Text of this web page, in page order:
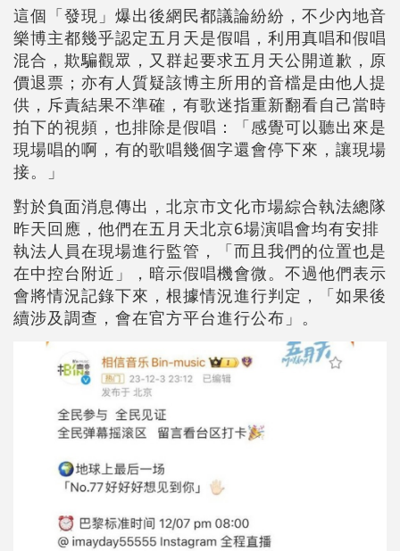
這個「發現」爆出後網民都議論紛紛，不少內地音
樂博主都幾乎認定五月天是假唱，利用真唱和假唱
混合，欺騙觀眾，又群起要求五月天公開道歉，原
價退票；亦有人質疑該博主所用的音檔是由他人提
供，斥責結果不準確，有歌迷指重新翻看自己當時
拍下的視頻，也排除是假唱：「感覺可以聽出來是
現場唱的啊，有的歌唱幾個字還會停下來，讓現場
接。」
對於負面消息傳出，北京市文化市場綜合執法總隊
昨天回應，他們在五月天北京6場演唱會均有安排
執法人員在現場進行監管，「而且我們的位置也是
在中控台附近」，暗示假唱機會微。不過他們表示
會將情況記錄下來，根據情況進行判定，「如果後
續涉及調查，會在官方平台進行公布」。